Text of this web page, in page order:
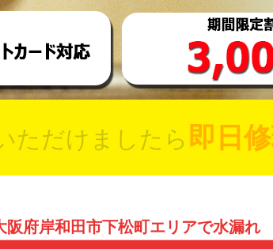
ただけましたら 即日
阪府岸和田市下松町エリアで水漏れ